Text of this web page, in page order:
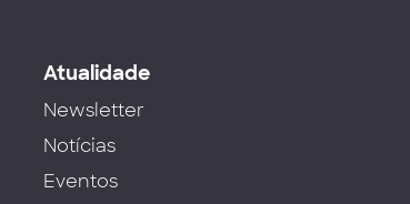
Atualidade
Newsletter
Notícias
Eventos